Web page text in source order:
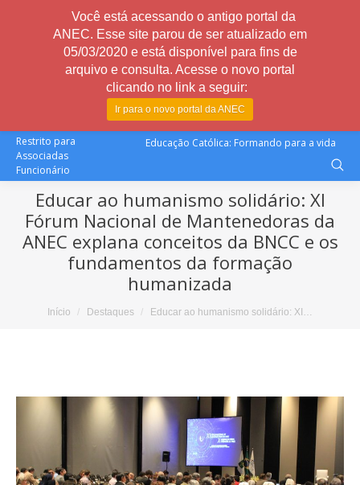
Restrito para
Associadas
Funcionário
Educação Católica: Formando para a vida
Educar ao humanismo solidário: XI
Fórum Nacional de Mantenedoras da
ANEC explana conceitos da BNCC e os
fundamentos da formação
humanizada
Você está aqui:
Início Destaques Educar ao humanismo solidário: XI…
Você está acessando o antigo portal da
ANEC. Esse site parou de ser atualizado em
05/03/2020 e está disponível para fins de
arquivo e consulta. Acesse o novo portal
clicando no link a seguir:
Ir para o novo portal da ANEC